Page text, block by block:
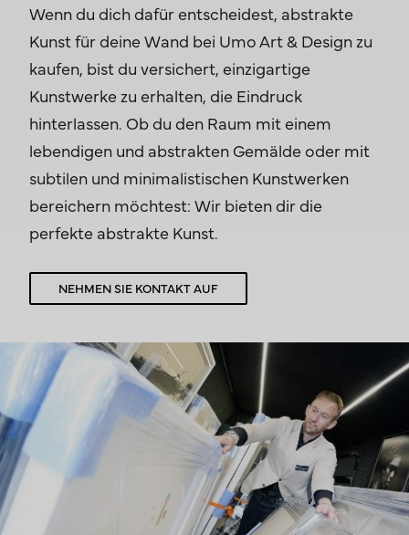
Wenn du dich dafür entscheidest, abstrakte
Kunst für deine Wand bei Umo Art & Design zu
kaufen, bist du versichert, einzigartige
Kunstwerke zu erhalten, die Eindruck
hinterlassen. Ob du den Raum mit einem
lebendigen und abstrakten Gemälde oder mit
subtilen und minimalistischen Kunstwerken
bereichern möchtest: Wir bieten dir die
perfekte abstrakte Kunst.
NEHMEN SIE KONTAKT AUF